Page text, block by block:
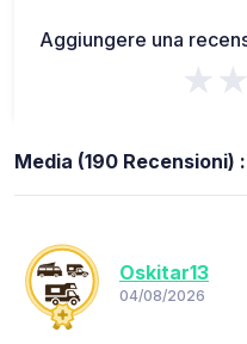
Aggiungere una
Media (190 Recensioni) :
Oskitar13
04/08/2026